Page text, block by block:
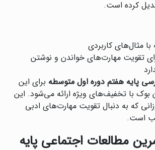
کرده است.
مثال‌های کاربردی
تقویت مهارت‌های خواندن و نوشتن
پایه هفتم دوره اول متوسطه برای این
بوک با تخفیف‌های ویژه ارائه می‌شود. این
که به دنبال تقویت مهارت‌های ادبی
است.
مطالعات اجتماعی پایه